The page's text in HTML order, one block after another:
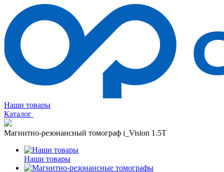
Наши товары
Каталог
Магнитно-резонансный томограф i_Vision 1.5T
Наши товары